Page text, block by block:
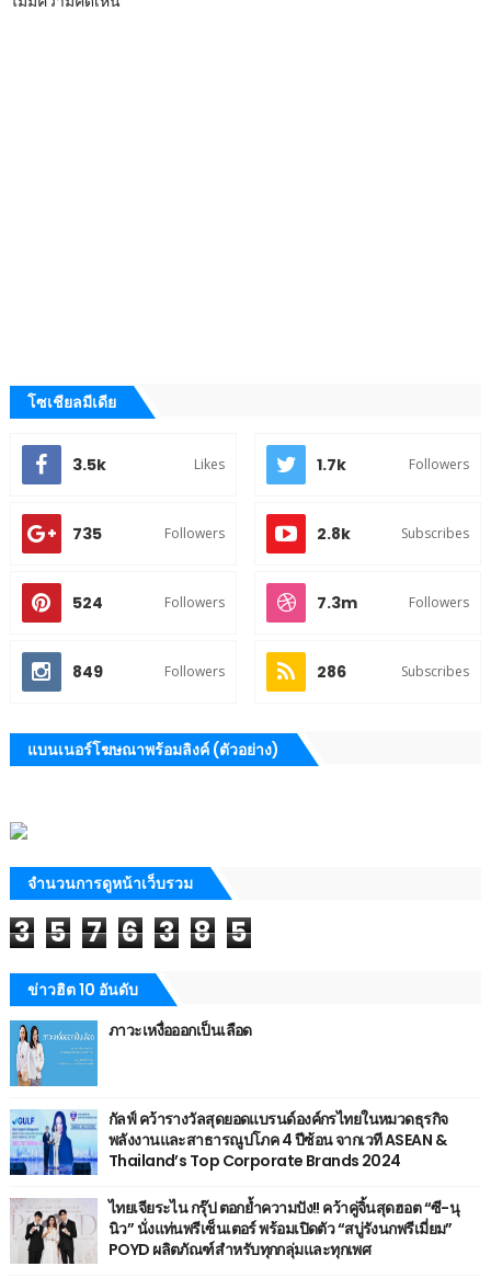
โซเชียลมีเดีย
3.5k Likes 1.7k Followers
735 Followers 2.8k Subscribes
524 Followers 7.3m Followers
849 Followers 286 Subscribes
แบนเนอร์โฆษณาพร้อมลิงค์ (ตัวอย่าง)
จำนวนการดูหน้าเว็บรวม
3 5 7 6 3 8 5
ข่าวฮิต 10 อันดับ
ภาวะเหงื่อออกเป็นเลือด
กัลฟ์ คว้ารางวัลสุดยอดแบรนด์องค์กรไทยในหมวดธุรกิจ
พลังงานและสาธารณูปโภค 4 ปีซ้อน จากเวที ASEAN &
Thailand’s Top Corporate Brands 2024
ไทยเจียระไน กรุ๊ป ตอกย้ำความปัง!! คว้าคู่จิ้นสุดฮอต “ซี-นุ
นิว” นั่งแท่นพรีเซ็นเตอร์ พร้อมเปิดตัว “สบู่รังนกพรีเมี่ยม”
POYD ผลิตภัณฑ์สำหรับทุกกลุ่มและทุกเพศ